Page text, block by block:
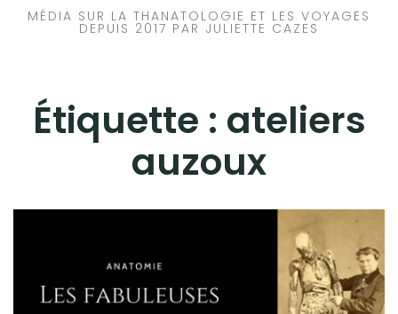
MÉDIA SUR LA THANATOLOGIE ET LES VOYAGES
DEPUIS 2017 PAR JULIETTE CAZES
Étiquette : ateliers
auzoux